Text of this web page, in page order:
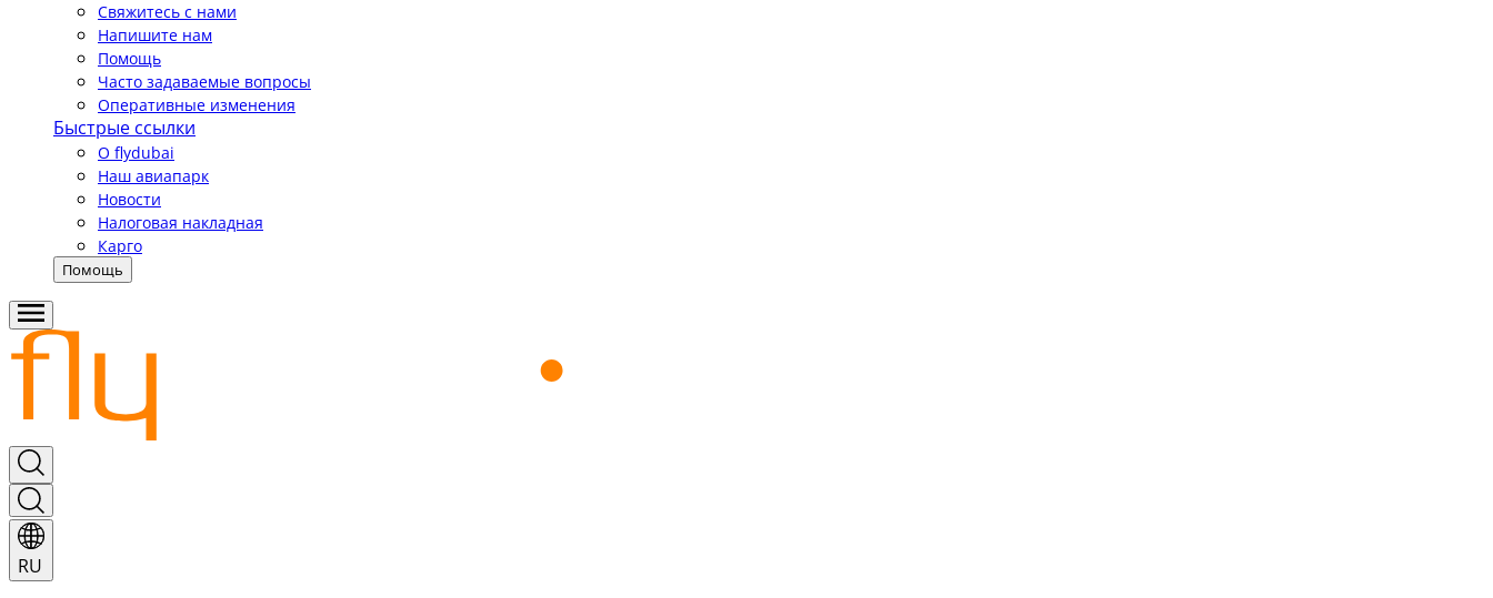
Свяжитесь с нами
Напишите нам
Помощь
Часто задаваемые вопросы
Оперативные изменения
Быстрые ссылки
О flydubai
Наш авиапарк
Новости
Налоговая накладная
Карго
Помощь
RU